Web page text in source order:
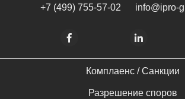
+7 (499) 755-57-02 info@ipro-
Комплаенс / Cанкции
Разрешение споров